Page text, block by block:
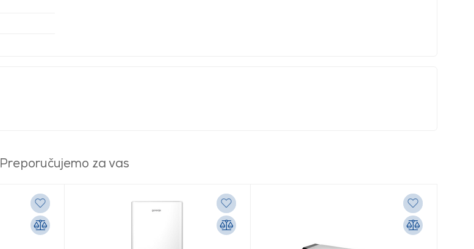
Preporučujemo za vas